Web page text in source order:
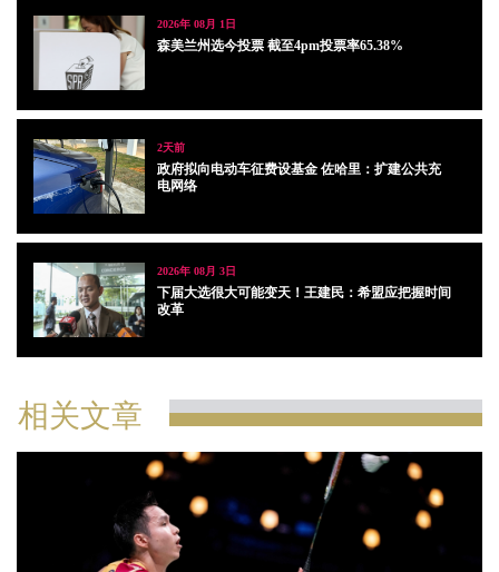
2026年 08月 1日
森美兰州选今投票 截至4pm投票率65.38%
2天前
政府拟向电动车征费设基金 佐哈里：扩建公共充
电网络
2026年 08月 3日
下届大选很大可能变天！王建民：希盟应把握时间
改革
相关文章